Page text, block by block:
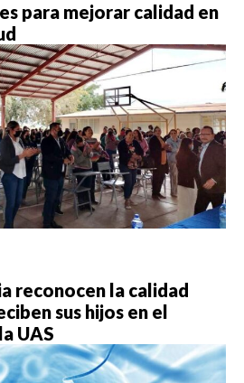
para mejorar calidad en
reconocen la calidad
sus hijos en el
UAS